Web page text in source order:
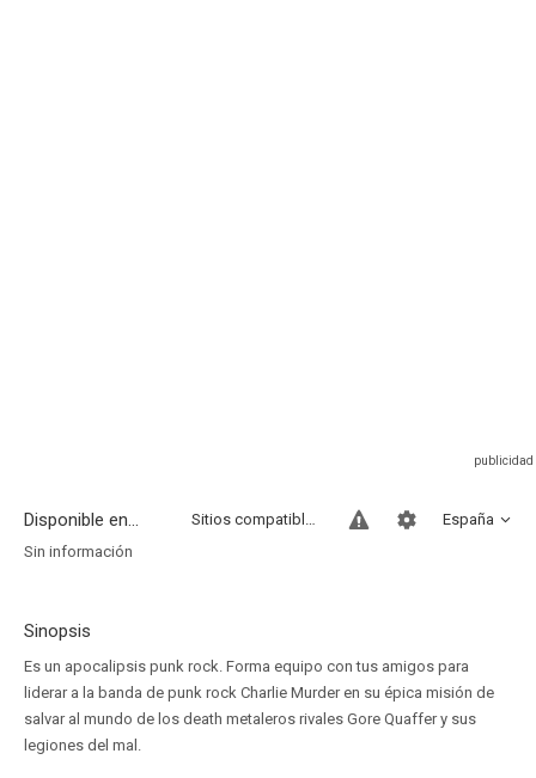
Disponible en... España
Sitios compatibles
Sin información
Sinopsis
Es un apocalipsis punk rock. Forma equipo con tus amigos para
liderar a la banda de punk rock Charlie Murder en su épica misión de
salvar al mundo de los death metaleros rivales Gore Quaffer y sus
legiones del mal.